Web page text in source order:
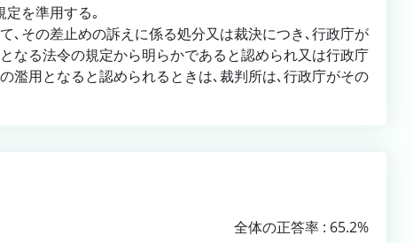
定を準用する｡
その差止めの訴えに係る処分又は裁決につき､行政庁が
なる法令の規定から明らかであると認められ又は行政庁
濫用となると認められるときは､裁判所は､行政庁がその
全体の正答率 : 65.2%